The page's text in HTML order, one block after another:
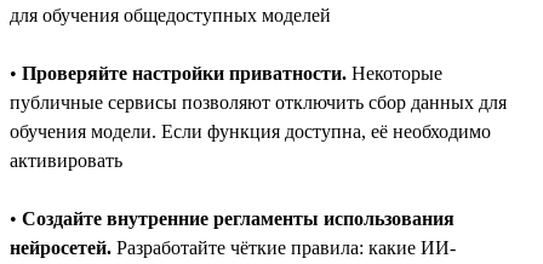
для обучения общедоступных моделей
• Проверяйте настройки приватности. Некоторые
публичные сервисы позволяют отключить сбор данных для
обучения модели. Если функция доступна, её необходимо
активировать
• Создайте внутренние регламенты использования
нейросетей. Разработайте чёткие правила: какие ИИ-